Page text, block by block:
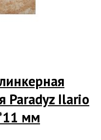
Paradyz Ilario
мм